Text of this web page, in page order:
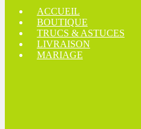
ACCUEIL
BOUTIQUE
TRUCS & ASTUCES
LIVRAISON
MARIAGE